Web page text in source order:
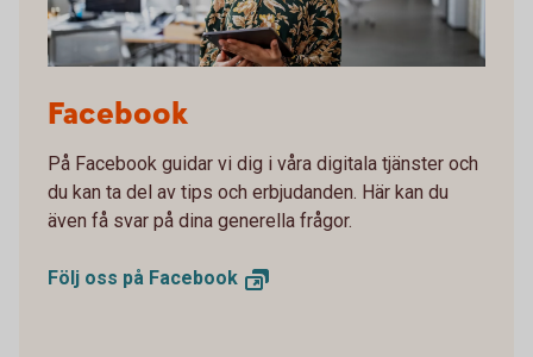
Facebook
På Facebook guidar vi dig i våra digitala tjänster och
du kan ta del av tips och erbjudanden. Här kan du
även få svar på dina generella frågor.
Följ oss på Facebook